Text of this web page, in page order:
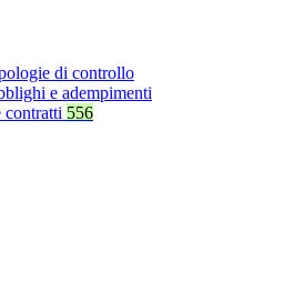
di controllo
e adempimenti
contratti 556